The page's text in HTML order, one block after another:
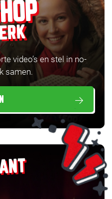
video’s en stel in no-
samen.